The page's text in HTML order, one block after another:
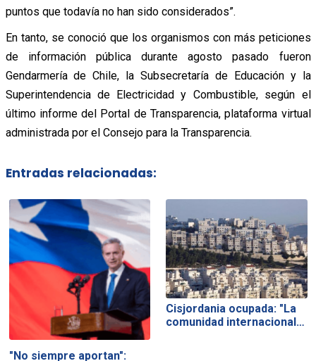
puntos que todavía no han sido considerados”.
En tanto, se conoció que los organismos con más peticiones
de información pública durante agosto pasado fueron
Gendarmería de Chile, la Subsecretaría de Educación y la
Superintendencia de Electricidad y Combustible, según el
último informe del Portal de Transparencia, plataforma virtual
administrada por el Consejo para la Transparencia.
Entradas relacionadas:
"No siempre aportan":
Cisjordania ocupada: "La
comunidad internacional…